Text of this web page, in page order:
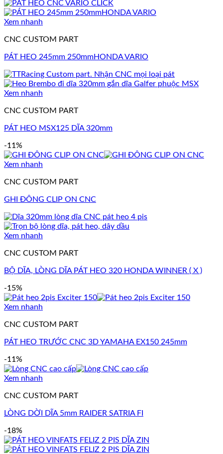
Xem nhanh
CNC CUSTOM PART
PÁT HEO 245mm 250mmHONDA VARIO
Xem nhanh
CNC CUSTOM PART
PÁT HEO MSX125 DĨA 320mm
-11%
Xem nhanh
CNC CUSTOM PART
GHI ĐÔNG CLIP ON CNC
Xem nhanh
CNC CUSTOM PART
BỘ DĨA, LÒNG DĨA PÁT HEO 320 HONDA WINNER ( X )
-15%
Xem nhanh
CNC CUSTOM PART
PÁT HEO TRƯỚC CNC 3D YAMAHA EX150 245mm
-11%
Xem nhanh
CNC CUSTOM PART
LÒNG DỜI DĨA 5mm RAIDER SATRIA FI
-18%